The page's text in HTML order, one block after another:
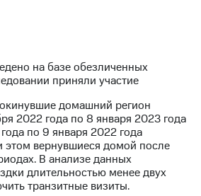
на базе обезличенных
приняли участие
домашний регион
2022 года по 8 января 2023 года
по 9 января 2022 года
этом вернувшиеся домой после
В анализе данных
длительностью менее двух
транзитные визиты.